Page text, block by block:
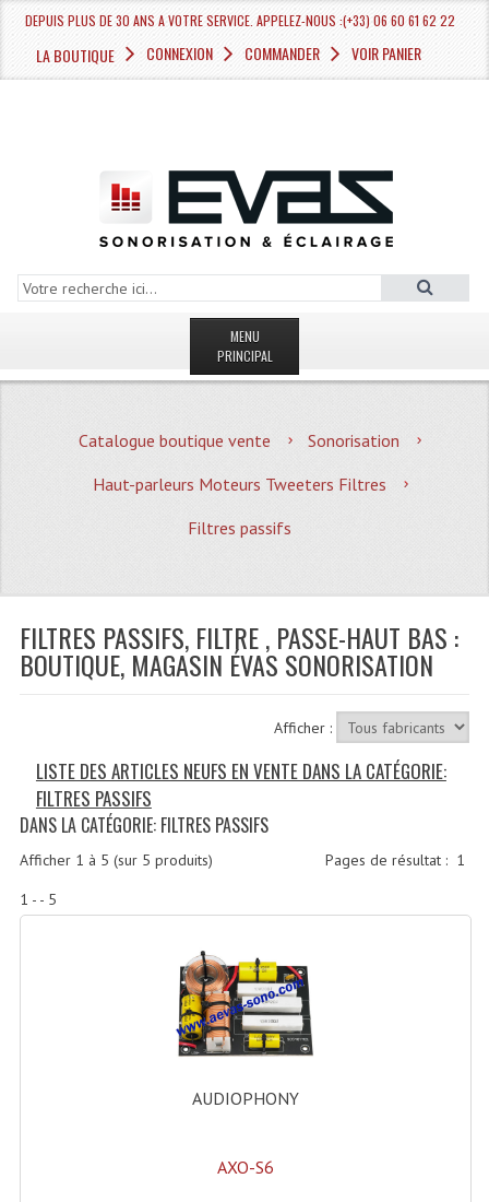
DEPUIS PLUS DE 30 ANS A VOTRE SERVICE. APPELEZ-NOUS :(+33) 06 60 61 62 22
LA BOUTIQUE CONNEXION COMMANDER VOIR PANIER
MENU
PRINCIPAL
MAGASIN
Quoi De Neuf?
Promotions
Location De Matériel
Le Matériel D´occasion
Recevoir Nos Promotions
CATÉGORIES
Accessoires Enceintes
Accessoires Micro, Pieds De Régie
Pieds D'enceintes
Catalogue boutique vente
Sonorisation
Haut-parleurs Moteurs Tweeters Filtres
Filtres passifs
FILTRES PASSIFS, FILTRE , PASSE-HAUT BAS :
BOUTIQUE, MAGASIN ÉVAS SONORISATION
Afficher :
LISTE DES ARTICLES NEUFS EN VENTE DANS LA CATÉGORIE:
FILTRES PASSIFS
DANS LA CATÉGORIE: FILTRES PASSIFS
Pages de résultat : 1
Afficher 1 à 5 (sur 5 produits)
1 - - 5
AUDIOPHONY
AXO-S6